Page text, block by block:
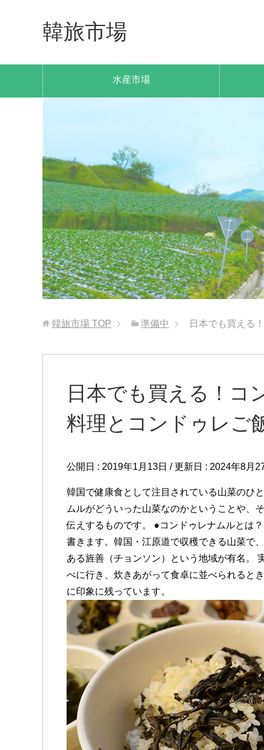
韓旅市場
水産市場
韓旅市場 TOP 準備中 日本でも買える
日本でも買える！コ
料理とコンドゥレご
公開日 : 2019年1月13日 / 更新日 : 2024年8月
韓国で健康食として注目されている山菜のひ
ムルがどういった山菜なのかということや、
伝えするものです。 ●コンドゥレナムルとは
書きます。韓国・江原道で収穫できる山菜で
ある旌善（チョンソン）という地域が有名。
べに行き、炊きあがって食卓に並べられると
に印象に残っています。